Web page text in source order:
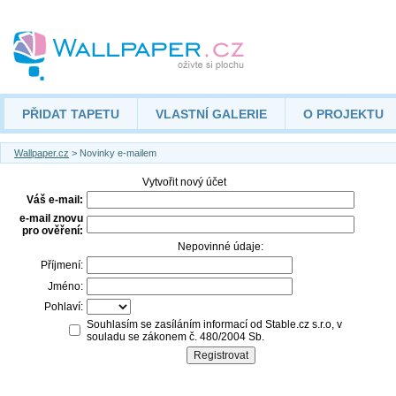
PŘIDAT TAPETU VLASTNÍ GALERIE O PROJEKTU
Wallpaper.cz > Novinky e-mailem